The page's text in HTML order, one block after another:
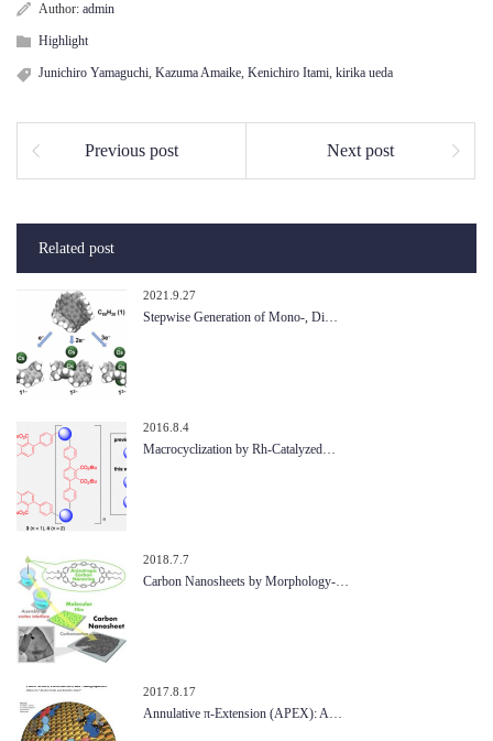
Author: admin
Highlight
Junichiro Yamaguchi, Kazuma Amaike, Kenichiro Itami, kirika ueda
Previous post Next post
Related post
2021.9.27
Stepwise Generation of Mono-, Di…
2016.8.4
Macrocyclization by Rh-Catalyzed…
2018.7.7
Carbon Nanosheets by Morphology-…
2017.8.17
Annulative π-Extension (APEX): A…